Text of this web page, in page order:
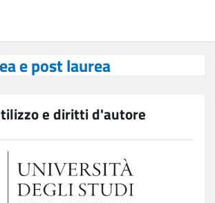
e post laurea
e diritti d'autore